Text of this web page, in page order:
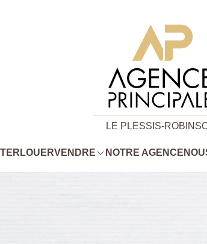
LE PLESSIS-
LOUERVENDRE NOTRE AGENCE